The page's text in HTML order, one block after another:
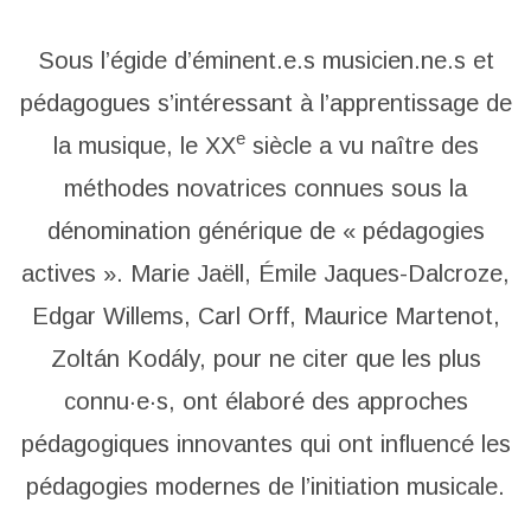
Sous l’égide d’éminent.e.s musicien.ne.s et
pédagogues s’intéressant à l’apprentissage de
la musique, le XXesiècle a vu naître des
méthodes novatrices connues sous la
dénomination générique de « pédagogies
actives ». Marie Jaëll, Émile Jaques-Dalcroze,
Edgar Willems, Carl Orff, Maurice Martenot,
Zoltán Kodály, pour ne citer que les plus
connu·e·s, ont élaboré des approches
pédagogiques innovantes qui ont influencé les
pédagogies modernes de l’initiation musicale.